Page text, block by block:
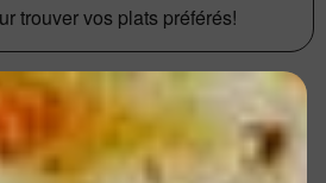
trouver vos plats préférés!